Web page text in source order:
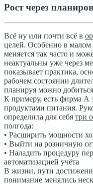
Рост через
Всё ну или почти всё в
целей. Особенно в малом
меняется так часто и
неактуальны уже через
показывает практика,
рабочем состоянии
планируя можно
К примеру, есть фирма А
продуктами питания.
определила для себя три
полгода:
• Расширить мощности
• Выйти на розничную
• Наладить процедуру
автоматизацией учёта
В жизни, пути
понимание менялись